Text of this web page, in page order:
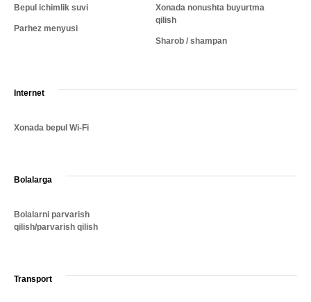
Bepul ichimlik suvi
Parhez menyusi
Xonada nonushta buyurtma
qilish
Sharob / shampan
Internet
Xonada bepul Wi-Fi
Bolalarga
Bolalarni parvarish
qilish/parvarish qilish
Transport